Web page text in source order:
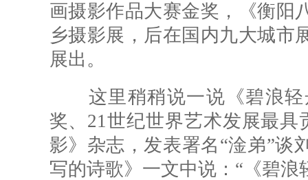
画摄影作品大赛金奖，《衡阳
乡摄影展，后在国内九大城市
展出。
这里稍稍说一说《碧浪轻
奖、21世纪世界艺术发展最具
影》杂志，发表署名“淦弟”谈
写的诗歌》一文中说：“《碧